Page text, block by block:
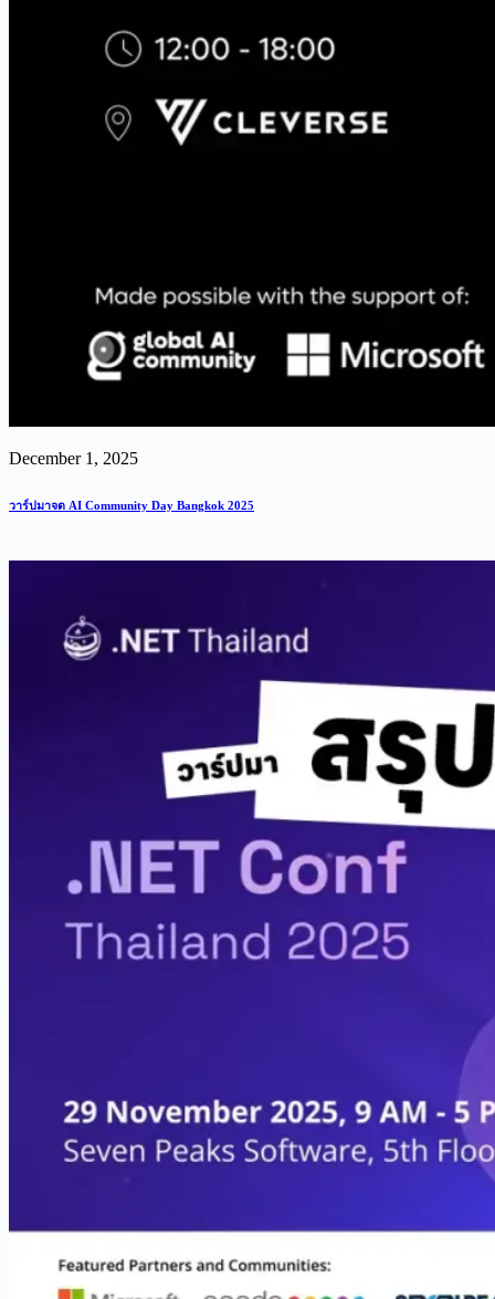
December 1, 2025
วาร์ปมาจด AI Community Day Bangkok 2025